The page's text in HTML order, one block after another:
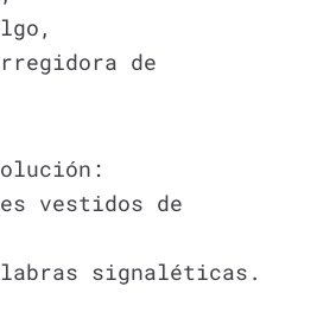
de
vestidos de
signaléticas.